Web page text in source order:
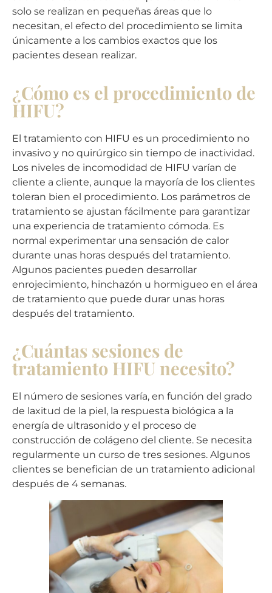
solo se realizan en pequeñas áreas que lo
necesitan, el efecto del procedimiento se limita
únicamente a los cambios exactos que los
pacientes desean realizar.
¿Cómo es el procedimiento de
HIFU?
El tratamiento con HIFU es un procedimiento no
invasivo y no quirúrgico sin tiempo de inactividad.
Los niveles de incomodidad de HIFU varían de
cliente a cliente, aunque la mayoría de los clientes
toleran bien el procedimiento. Los parámetros de
tratamiento se ajustan fácilmente para garantizar
una experiencia de tratamiento cómoda. Es
normal experimentar una sensación de calor
durante unas horas después del tratamiento.
Algunos pacientes pueden desarrollar
enrojecimiento, hinchazón u hormigueo en el área
de tratamiento que puede durar unas horas
después del tratamiento.
¿Cuántas sesiones de
tratamiento HIFU necesito?
El número de sesiones varía, en función del grado
de laxitud de la piel, la respuesta biológica a la
energía de ultrasonido y el proceso de
construcción de colágeno del cliente. Se necesita
regularmente un curso de tres sesiones. Algunos
clientes se benefician de un tratamiento adicional
después de 4 semanas.